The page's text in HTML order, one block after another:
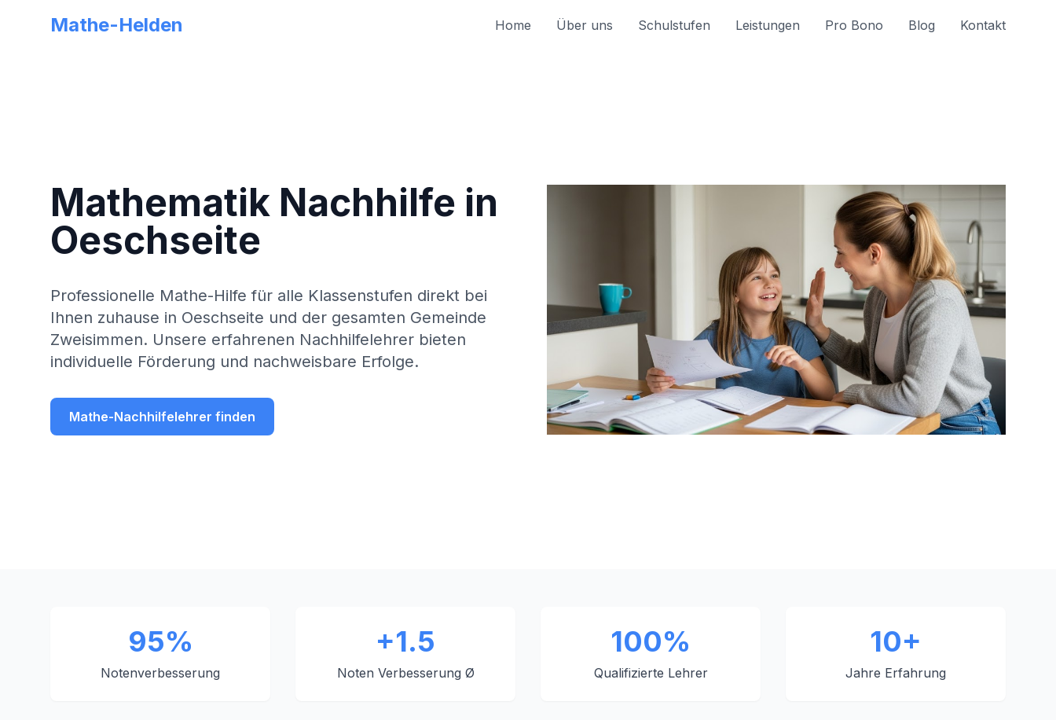
Mathe-Helden Home Über uns Schulstufen Leistungen Pro Bono Blog Kontakt
Mathematik Nachhilfe in
Oeschseite
Professionelle Mathe-Hilfe für alle Klassenstufen direkt bei
Ihnen zuhause in Oeschseite und der gesamten Gemeinde
Zweisimmen. Unsere erfahrenen Nachhilfelehrer bieten
individuelle Förderung und nachweisbare Erfolge.
Mathe-Nachhilfelehrer finden
95%
Notenverbesserung
+1.5
Noten Verbesserung Ø
100%
Qualifizierte Lehrer
10+
Jahre Erfahrung